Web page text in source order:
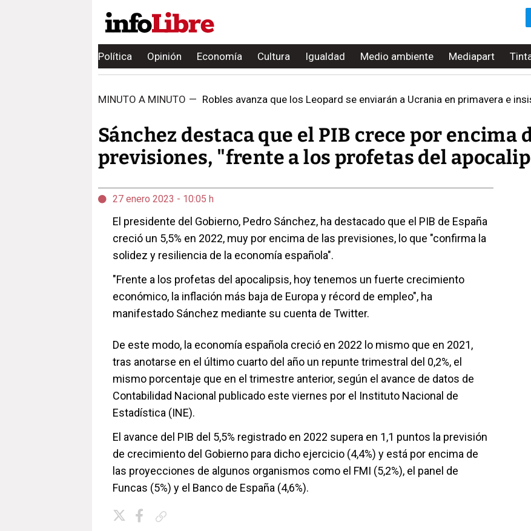
Política Opinión Economía Cultura Igualdad Medio ambiente Mediapart
MINUTO A MINUTO — Robles avanza que los Leopard se enviarán a Ucrania en primavera e
Sánchez destaca que el PIB crece por encima
previsiones, "frente a los profetas del
27 enero 2023 - 10:05 h
El presidente del Gobierno, Pedro Sánchez, ha destacado que el PIB de España
creció un 5,5% en 2022, muy por encima de las previsiones, lo que "confirma la
solidez y resiliencia de la economía española".
"Frente a los profetas del apocalipsis, hoy tenemos un fuerte crecimiento
económico, la inflación más baja de Europa y récord de empleo", ha
manifestado Sánchez mediante su cuenta de Twitter.
De este modo, la economía española creció en 2022 lo mismo que en 2021,
tras anotarse en el último cuarto del año un repunte trimestral del 0,2%, el
mismo porcentaje que en el trimestre anterior, según el avance de datos de
Contabilidad Nacional publicado este viernes por el Instituto Nacional de
Estadística (INE).
El avance del PIB del 5,5% registrado en 2022 supera en 1,1 puntos la previsión
de crecimiento del Gobierno para dicho ejercicio (4,4%) y está por encima de
las proyecciones de algunos organismos como el FMI (5,2%), el panel de
Funcas (5%) y el Banco de España (4,6%).